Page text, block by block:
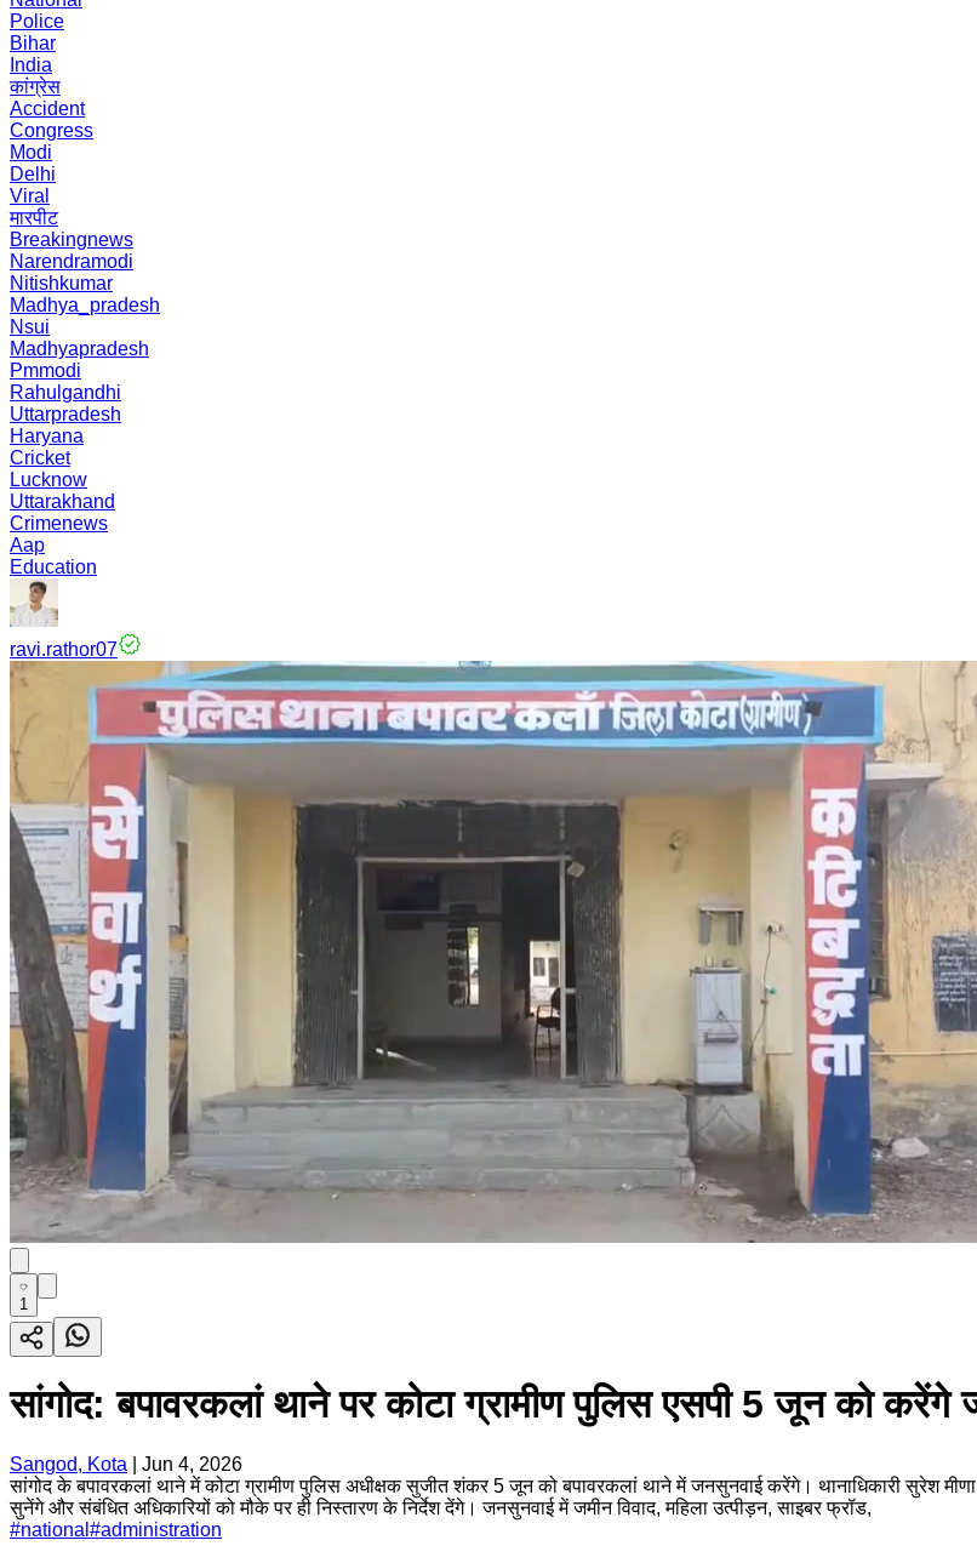
Police
Bihar
India
कांग्रेस
Accident
Congress
Modi
Delhi
Viral
मारपीट
Breakingnews
Narendramodi
Nitishkumar
Madhya_pradesh
Nsui
Madhyapradesh
Pmmodi
Rahulgandhi
Uttarpradesh
Haryana
Cricket
Lucknow
Uttarakhand
Crimenews
Aap
Education
ravi.rathor07
1
सांगोद: बपावरकलां थाने पर कोटा ग्रामीण पुलिस एसपी 5 जून को करेंगे
Sangod, Kota
Jun 4, 2026
सांगोद के बपावरकलां थाने में कोटा ग्रामीण पुलिस अधीक्षक सुजीत शंकर 5 जून को बपावरकलां थाने में जनसुनवाई करेंगे। थानाधिकारी सुरेश
सुनेंगे और संबंधित अधिकारियों को मौके पर ही निस्तारण के निर्देश देंगे। जनसुनवाई में जमीन विवाद, महिला उत्पीड़न, साइबर फ्रॉड,
#national #administration